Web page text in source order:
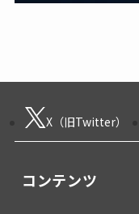
X（旧Twitter）
コンテンツ